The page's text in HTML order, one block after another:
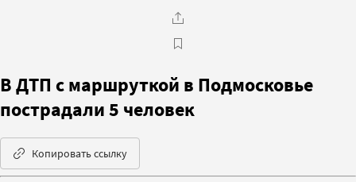
В ДТП с маршруткой в Подмосковье
пострадали 5 человек
Копировать ссылку